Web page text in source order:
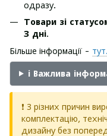
одразу.
Товари зі
3 дні.
Більше інформації - тут.
ℹ️ Важлива
❗ З різних причин
комплектацію,
дизайну без